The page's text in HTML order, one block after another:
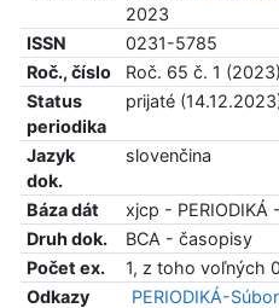
2023
ISSN
0231-5785
Roč., číslo
Roč. 65 č. 1 (2023)
Status
periodika
prijaté
Jazyk
dok.
slovenčina
Báza dát
xjcp - PERIODIKÁ
Druh dok.
BCA - časopisy
Počet ex.
1, z toho voľných
Odkazy
PERIODIKÁ-